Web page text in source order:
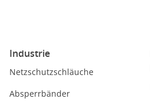
Industrie
Netzschutzschläuche
Absperrbänder